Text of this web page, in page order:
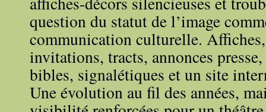
question du statut de l’image
communication culturelle.
invitations, tracts, annonces
bibles, signalétiques et un site
Une évolution au fil des années,